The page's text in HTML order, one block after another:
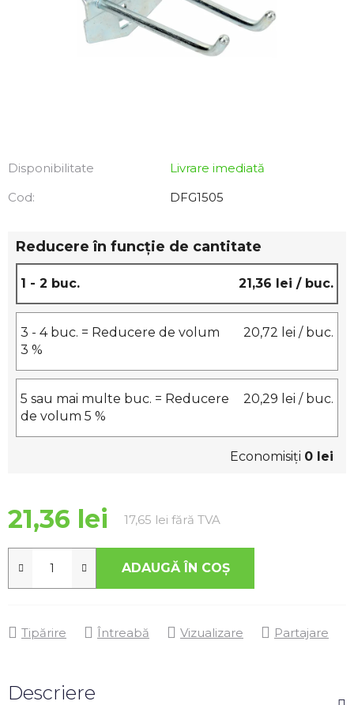
Disponibilitate
Livrare imediată
Cod:
DFG1505
Reducere în funcţie de cantitate
1 - 2 buc. 21,36 lei / buc.
3 - 4 buc. = Reducere de volum
3 %
20,72 lei / buc.
5 sau mai multe buc. = Reducere
de volum 5 %
20,29 lei / buc.
Economisiţi 0 lei
21,36 lei 17,65 lei fără TVA
ADAUGĂ ÎN COŞ
Tipărire Întreabă Vizualizare Partajare
Descriere